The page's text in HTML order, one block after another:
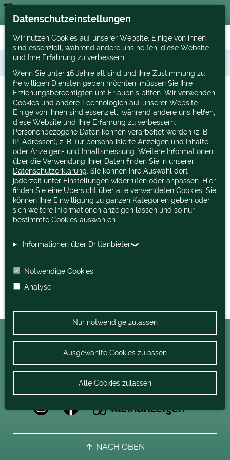
Datenschutzeinstellungen
Wir nutzen Cookies auf unserer Website. Einige von ihnen
sind essenziell, während andere uns helfen, diese Website
und Ihre Erfahrung zu verbessern.
Wenn Sie unter 16 Jahre alt sind und Ihre Zustimmung zu
freiwilligen Diensten geben möchten, müssen Sie Ihre
Erziehungsberechtigten um Erlaubnis bitten. Wir verwenden
Cookies und andere Technologien auf unserer Website.
Einige von ihnen sind essenziell, während andere uns helfen,
diese Website und Ihre Erfahrung zu verbessern.
Personenbezogene Daten können verarbeitet werden (z. B.
IP-Adressen), z. B. für personalisierte Anzeigen und Inhalte
oder Anzeigen- und Inhaltsmessung. Weitere Informationen
über die Verwendung Ihrer Daten finden Sie in unserer
Datenschutzerklärung . Sie können Ihre Auswahl dort
jederzeit unter Einstellungen widerrufen oder anpassen. Hier
finden Sie eine Übersicht über alle verwendeten Cookies. Sie
können Ihre Einwilligung zu ganzen Kategorien geben oder
sich weitere Informationen anzeigen lassen und so nur
bestimmte Cookies auswählen.
Informationen über Drittanbieter
Notwendige Cookies
Analyse
Nur notwendige zulassen
Ausgewählte Cookies zulassen
Alle Cookies zulassen
Tut uns Leid, dieses Produkt konnte nicht gefunden werden.
NACH OBEN